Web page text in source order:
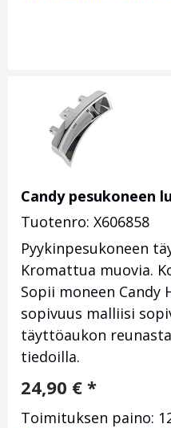
Candy pesukoneen
Tuotenro: X606858
Pyykinpesukoneen
Kromattua muovia.
Sopii moneen Candy
sopivuus malliisi
täyttöaukon
tiedoilla.
24,90 € *
Toimituksen paino: